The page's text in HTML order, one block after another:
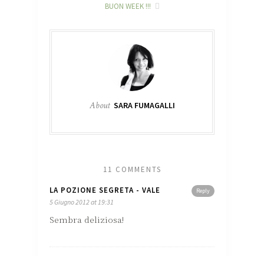
BUON WEEK !!!
About SARA FUMAGALLI
11 COMMENTS
Reply
LA POZIONE SEGRETA - VALE
5 Giugno 2012 at 19:31
Sembra deliziosa!